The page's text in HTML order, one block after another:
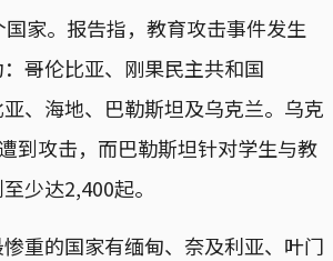
家。报告指，教育攻击事件发生
哥伦比亚、刚果民主共和国
亚、海地、巴勒斯坦及乌克兰。乌克
到攻击，而巴勒斯坦针对学生与教
少达2,400起。
重的国家有缅甸、奈及利亚、叶门